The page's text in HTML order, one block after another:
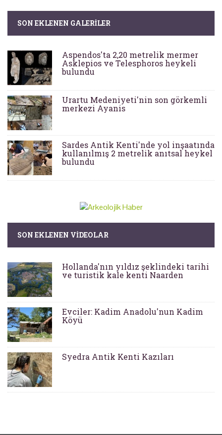
SON EKLENEN GALERILER
Aspendos'ta 2,20 metrelik mermer
Asklepios ve Telesphoros heykeli
bulundu
Urartu Medeniyeti'nin son görkemli
merkezi Ayanis
Sardes Antik Kenti'nde yol inşaatında
kullanılmış 2 metrelik anıtsal heykel
bulundu
SON EKLENEN VIDEOLAR
Hollanda'nın yıldız şeklindeki tarihi
ve turistik kale kenti Naarden
Evciler: Kadim Anadolu'nun Kadim
Köyü
Syedra Antik Kenti Kazıları